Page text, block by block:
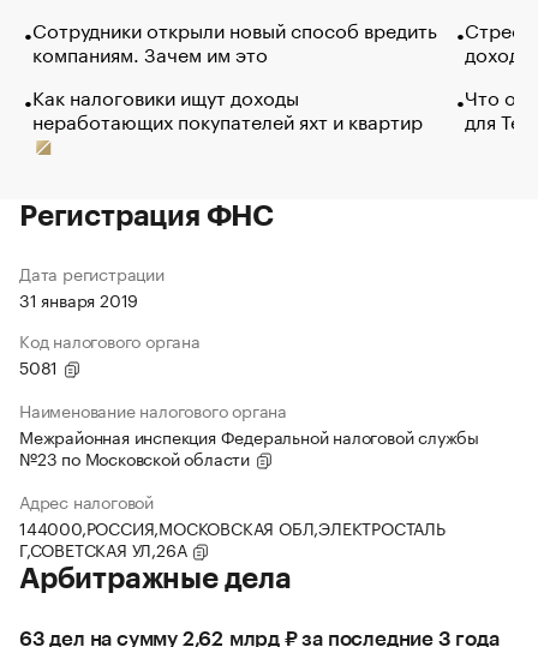
Сотрудники открыли новый способ вредить
компаниям. Зачем им это
Как налоговики ищут доходы
неработающих покупателей яхт и квартир
Что
для
Регистрация ФНС
Дата регистрации
31 января 2019
Код налогового органа
5081
Наименование налогового органа
Межрайонная инспекция Федеральной налоговой службы
№23 по Московской области
Адрес налоговой
144000,РОССИЯ,МОСКОВСКАЯ ОБЛ,ЭЛЕКТРОСТАЛЬ
Г,СОВЕТСКАЯ УЛ,26А
Арбитражные дела
63 дел на сумму 2,62 млрд ₽ за последние 3 года